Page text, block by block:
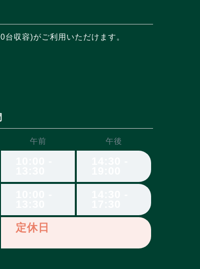
収容)がご利用いただけます。
午前 午後
定休日